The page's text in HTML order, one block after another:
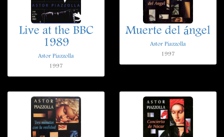
Live at the BBC
1989
Astor Piazzolla
1997
Muerte del ángel
Astor Piazzolla
1997